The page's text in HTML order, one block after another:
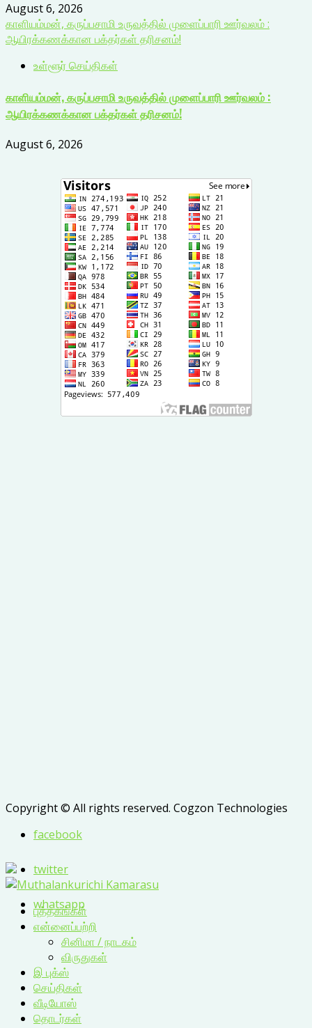
August 6, 2026
காளியம்மன், கருப்பசாமி உருவத்தில் முளைப்பாரி ஊர்வலம் :
ஆயிரக்கணக்கான பக்தர்கள் தரிசனம்!
உள்ளூர் செய்திகள்
காளியம்மன், கருப்பசாமி உருவத்தில் முளைப்பாரி ஊர்வலம் :
ஆயிரக்கணக்கான பக்தர்கள் தரிசனம்!
August 6, 2026
Copyright © All rights reserved. Cogzon Technologies
facebook
twitter
whatsapp
புத்தகங்கள்
என்னைப்பற்றி
சினிமா / நாடகம்
விருதுகள்
இ புக்ஸ்
செய்திகள்
வீடியோஸ்
தொடர்கள்